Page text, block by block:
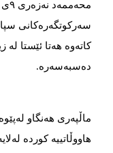
سەرکوتگەرەکانی
کاتەوە هەتا ئێستا
دەسبەسەرە.
ماڵپەری هەنگاو
هاووڵاتییە کوردە